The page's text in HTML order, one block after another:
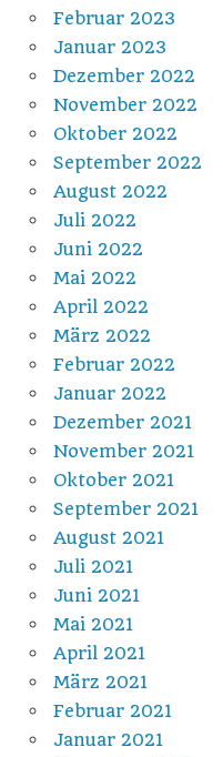
Februar 2023
Januar 2023
Dezember 2022
November 2022
Oktober 2022
September 2022
August 2022
Juli 2022
Juni 2022
Mai 2022
April 2022
März 2022
Februar 2022
Januar 2022
Dezember 2021
November 2021
Oktober 2021
September 2021
August 2021
Juli 2021
Juni 2021
Mai 2021
April 2021
März 2021
Februar 2021
Januar 2021